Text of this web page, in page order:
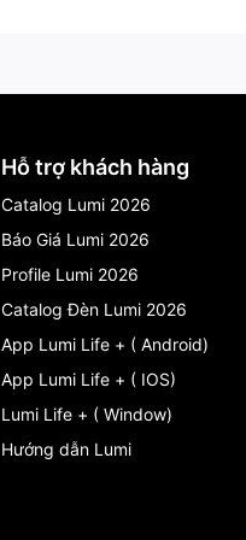
Hỗ trợ khách hàng
Catalog Lumi 2026
Báo Giá Lumi 2026
Profile Lumi 2026
Catalog Đèn Lumi 2026
App Lumi Life + ( Android)
App Lumi Life + ( IOS)
Lumi Life + ( Window)
Hướng dẫn Lumi